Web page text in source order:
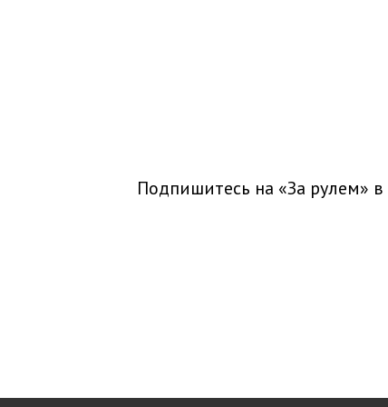
Подпишитесь на «За рулем» в